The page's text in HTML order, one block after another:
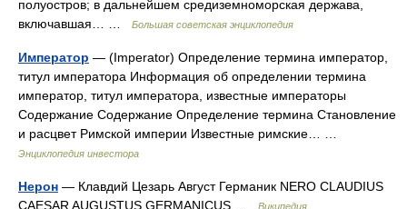
полуостров; в дальнейшем средиземноморская держава,
включавшая… …
Большая советская энциклопедия
Император — (Imperator) Определение термина император,
титул императора Информация об определении термина
император, титул императора, известные императоры
Содержание Содержание Определение термина Становление
и расцвет Римской империи Известные римские… …
Энциклопедия инвестора
Нерон — Клавдий Цезарь Август Германик NERO CLAUDIUS
CAESAR AUGUSTUS GERMANICUS …
Википедия